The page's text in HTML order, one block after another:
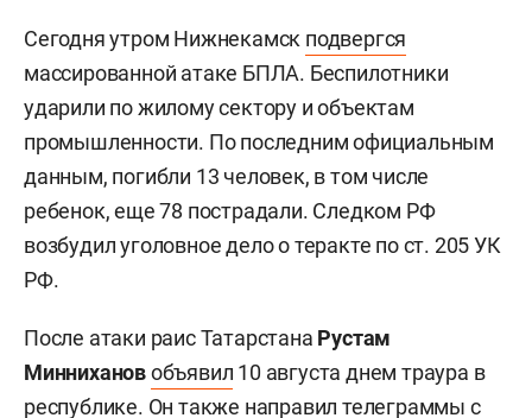
Сегодня утром Нижнекамск подвергся
массированной атаке БПЛА. Беспилотники
ударили по жилому сектору и объектам
промышленности. По последним официальным
данным, погибли 13 человек, в том числе
ребенок, еще 78 пострадали. Следком РФ
возбудил уголовное дело о теракте по ст. 205 УК
РФ.
После атаки раис Татарстана Рустам
Миннихановобъявил 10 августа днем траура в
республике. Он также направил телеграммы с